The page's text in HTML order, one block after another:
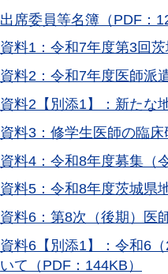
出席委員等名簿（PDF：
資料1：令和7年度第3回
資料2：令和7年度医師派
資料2【別添1】：新たな
資料3：修学生医師の臨
資料4：令和8年度募集（
資料5：令和8年度茨城県
資料6：第8次（後期）医
資料6【別添1】：令和6
いて（PDF：144KB）